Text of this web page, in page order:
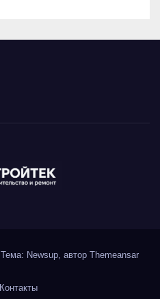
Тема: Newsup, автор Themeansar
Контакты